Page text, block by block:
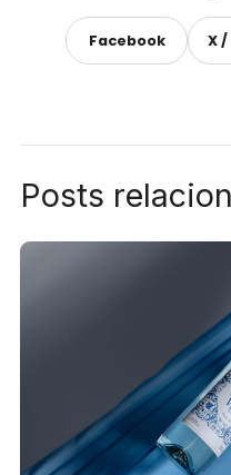
Facebook X
Posts